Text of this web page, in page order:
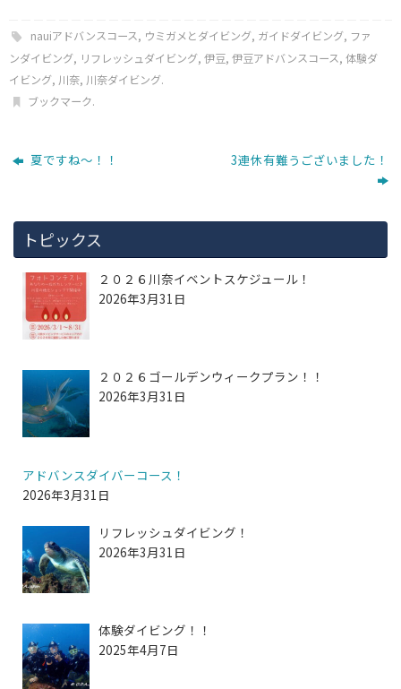
nauiアドバンスコース, ウミガメとダイビング, ガイドダイビング, ファ
ンダイビング, リフレッシュダイビング, 伊豆, 伊豆アドバンスコース, 体験ダ
イビング, 川奈, 川奈ダイビング.
ブックマーク.
夏ですね～！！ 3連休有難うございました！
トピックス
２０２６川奈イベントスケジュール！
2026年3月31日
２０２６ゴールデンウィークプラン！！
2026年3月31日
アドバンスダイバーコース！
2026年3月31日
リフレッシュダイビング！
2026年3月31日
体験ダイビング！！
2025年4月7日